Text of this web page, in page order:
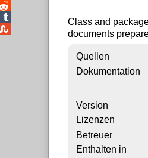
Class and
documents
Quellen
Dokumentation
Version
Lizenzen
Betreuer
Enthalten in
